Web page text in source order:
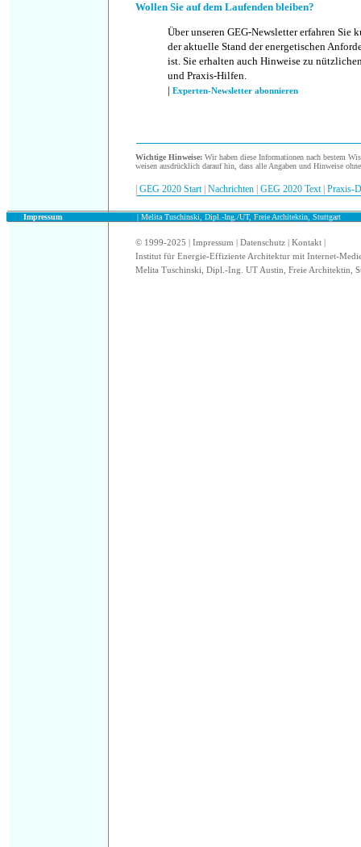
Wollen Sie auf dem Laufenden bleiben?
Über unseren GEG-Newsletter erfahren Sie
der aktuelle Stand der energetischen
ist. Sie erhalten auch Hinweise zu
und Praxis-Hilfen.
| Experten-Newsletter abonnieren
Wichtige Hinweise: Wir haben diese Informationen nach bestem
weisen ausdrücklich darauf hin, dass alle Angaben und Hinweise
GEG 2020 Start Nachrichten GEG 2020 Text Praxis-
Impressum | Melita Tuschinski, Dipl.-Ing./UT, Freie Architektin, Stuttgart
© 1999-2025 | Impressum Datenschutz Kontakt
Institut für Energie-Effiziente Architektur mit Internet-
Melita Tuschinski, Dipl.-Ing. UT Austin, Freie Architektin,